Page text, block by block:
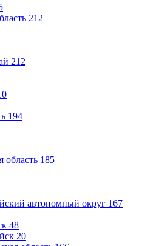
212
212
194
область 185
автономный округ 167
48
20